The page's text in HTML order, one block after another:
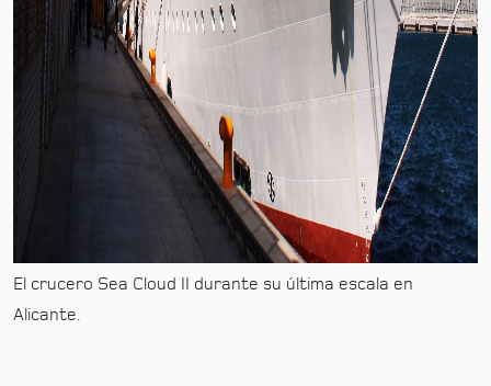
El crucero Sea Cloud II durante su última escala en
Alicante.